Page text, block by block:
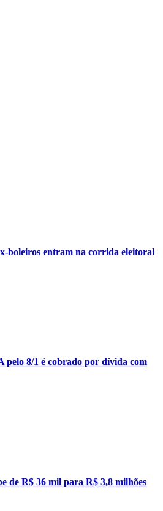
boleiros entram na corrida eleitoral
pelo 8/1 é cobrado por dívida com
de R$ 36 mil para R$ 3,8 milhões